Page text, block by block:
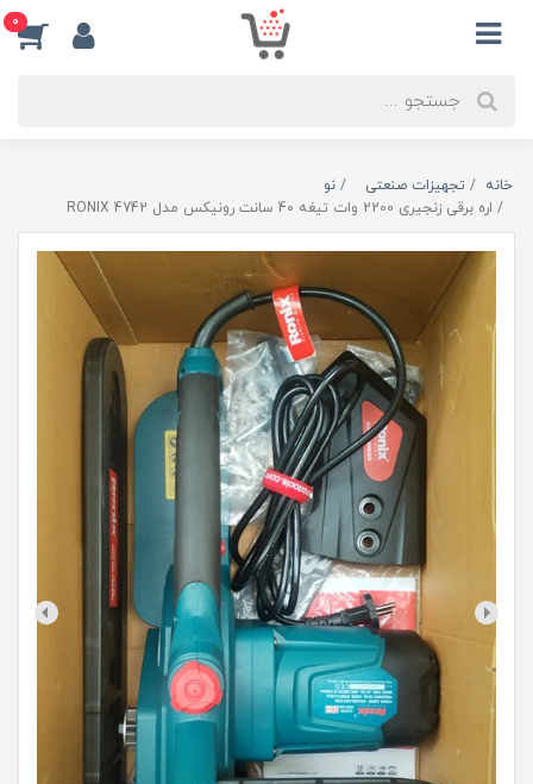
0
خانه تجهیزات صنعتی
نو
اره برقی زنجیری 2200 وات تیغه 40 سانت رونیکس مدل RONIX 4742